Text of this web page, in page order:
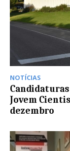
NOTÍCIAS
Jovem
dezembro